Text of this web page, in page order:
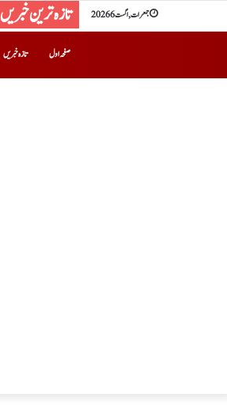
جمعرات, اگست 6 2026 تازہ ترین خبریں
صفحہ اول تازہ خبریں